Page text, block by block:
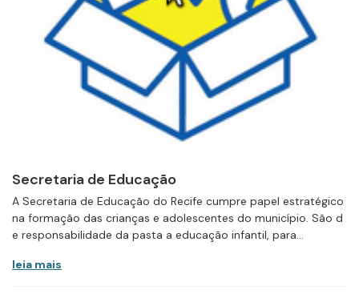
Secretaria de Educação
A Secretaria de Educação do Recife cumpre papel estratégico
na formação das crianças e adolescentes do município. São d
e responsabilidade da pasta a educação infantil, para...
leia mais